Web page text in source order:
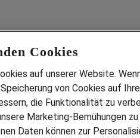
Cookies
auf unserer Website.
von Cookies auf
die Funktionalität zu
Marketing-Bemühungen
Daten können zur